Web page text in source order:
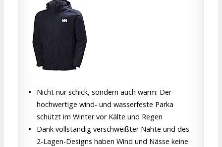
Nicht nur schick, sondern auch warm: Der
hochwertige wind- und wasserfeste Parka
schützt im Winter vor Kälte und Regen
Dank vollständig verschweißter Nähte und des
2-Lagen-Designs haben Wind und Nässe keine